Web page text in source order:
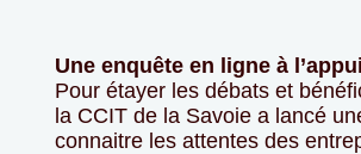
Une enquête en ligne à l’appui
Pour étayer les débats et
la CCIT de la Savoie a lancé
connaitre les attentes des